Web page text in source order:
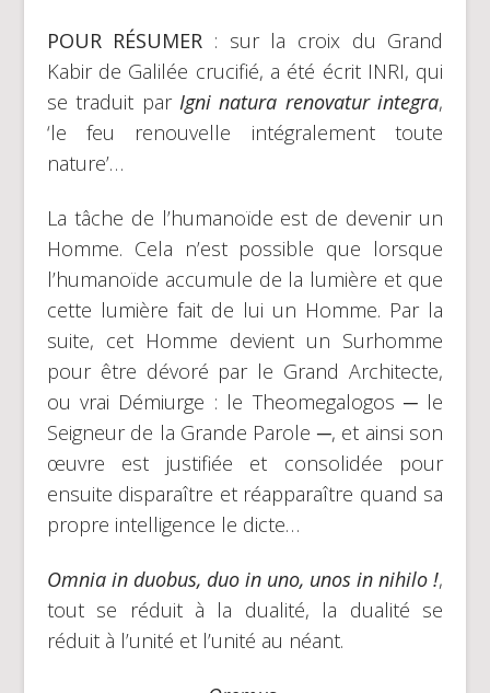
POUR RÉSUMER : sur la croix du Grand
Kabir de Galilée crucifié, a été écrit INRI, qui
se traduit par Igni natura renovatur integra,
‘le feu renouvelle intégralement toute
nature’…
La tâche de l’humanoïde est de devenir un
Homme. Cela n’est possible que lorsque
l’humanoïde accumule de la lumière et que
cette lumière fait de lui un Homme. Par la
suite, cet Homme devient un Surhomme
pour être dévoré par le Grand Architecte,
ou vrai Démiurge : le Theomegalogos ─ le
Seigneur de la Grande Parole ─, et ainsi son
œuvre est justifiée et consolidée pour
ensuite disparaître et réapparaître quand sa
propre intelligence le dicte…
Omnia in duobus, duo in uno, unos in nihilo !,
tout se réduit à la dualité, la dualité se
réduit à l’unité et l’unité au néant.